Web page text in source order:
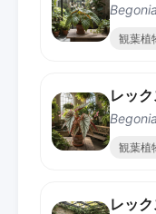
観葉植
レッ
観葉植
レッ